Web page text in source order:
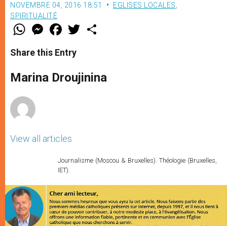
NOVEMBRE 04, 2016 18:51 EGLISES LOCALES
SPIRITUALITÉ
W
t
s
p
p
M
e
s
e
g
e
F
a
e
b
o
k
w
r
Share this Entry
Marina Droujinina
View all articles
Journalisme (Moscou & Bruxelles). Théologie (Bruxelles,
IET).